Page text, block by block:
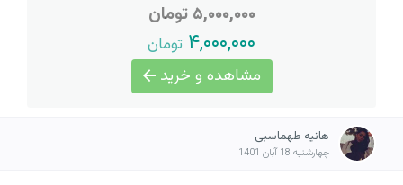
۵,۰۰۰,۰۰۰ تومان
۴,۰۰۰,۰۰۰ تومان
مشاهده و خرید
هانیه طهماسبی
چهارشنبه 18 آبان 1401